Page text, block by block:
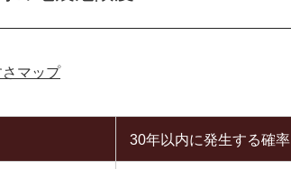
マップ
30年以内に発生する確率